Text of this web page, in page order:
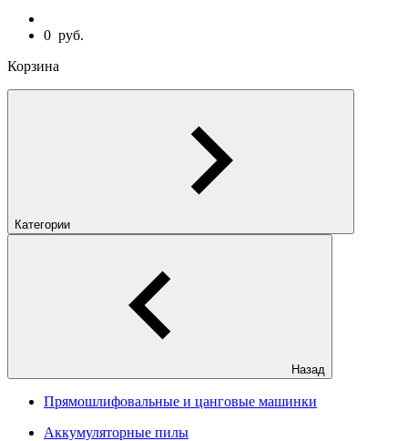
0 руб.
Корзина
Категории
Назад
Прямошлифовальные и цанговые машинки
Аккумуляторные пилы